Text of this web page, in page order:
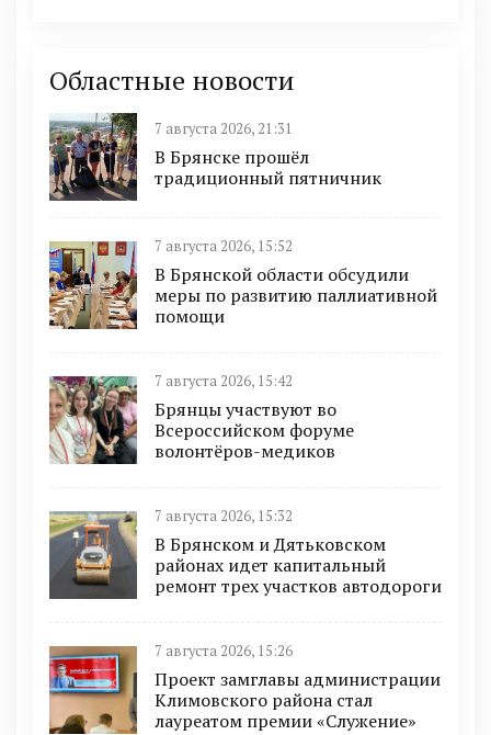
Областные новости
7 августа 2026, 21:31
В Брянске прошёл
традиционный пятничник
7 августа 2026, 15:52
В Брянской области обсудили
меры по развитию паллиативной
помощи
7 августа 2026, 15:42
Брянцы участвуют во
Всероссийском форуме
волонтёров-медиков
7 августа 2026, 15:32
В Брянском и Дятьковском
районах идет капитальный
ремонт трех участков автодороги
7 августа 2026, 15:26
Проект замглавы администрации
Климовского района стал
лауреатом премии «Служение»